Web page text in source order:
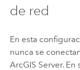
de red
En esta
nunca se
ArcGIS Server. En